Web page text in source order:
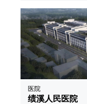
医院
绩溪人民医院